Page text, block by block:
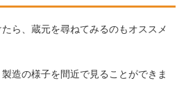
ら、蔵元を尋ねてみるのもオススメ
造の様子を間近で見ることができま